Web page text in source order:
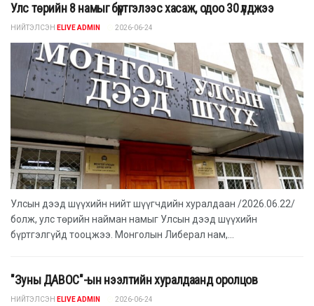
Улс төрийн 8 намыг бүртгэлээс хасаж, одоо 30 үлджээ
НИЙТЭЛСЭН ELIVE ADMIN 2026-06-24
Улсын дээд шүүхийн нийт шүүгчдийн хуралдаан /2026.06.22/
болж, улс төрийн найман намыг Улсын дээд шүүхийн
бүртгэлгүйд тооцжээ. Монголын Либерал нам,...
"Зуны ДАВОС"-ын нээлтийн хуралдаанд оролцов
НИЙТЭЛСЭН ELIVE ADMIN 2026-06-24